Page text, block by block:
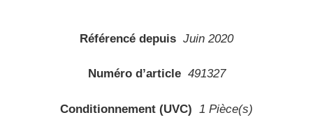
Sortie casqueOui
Sortie directeOui
Connexion MIDI Non